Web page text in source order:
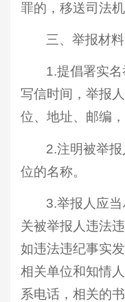
罪的，移送司法机
三、举报材
1.提倡署实
写信时间，举报
位、地址、邮编
2.注明被举
位的名称。
3.举报人应
关被举报人违法
如违法违纪事实
相关单位和知情
系电话，相关的